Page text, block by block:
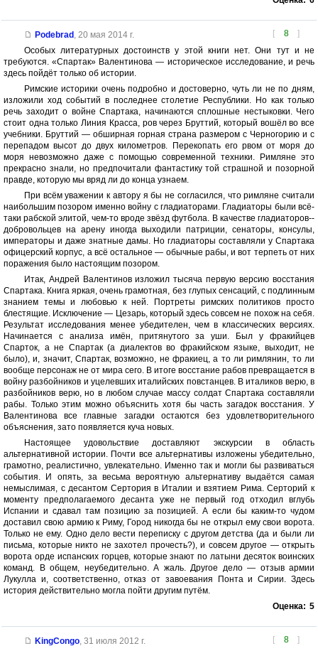
[ 8 ]
Podebrad , 20 мая 2014 г.
Особых литературных достоинств у этой книги нет. Они тут и не
требуются. «Спартак» Валентинова — историческое исследование, и речь
здесь пойдёт только об истории.
Римские историки очень подробно и достоверно, чуть ли не по дням,
изложили ход событий в последнее столетие Республики. Но как только
речь заходит о войне Спартака, начинаются сплошные нестыковки. Чего
стоит одна только Линия Красса, ров через Бруттий, который вошёл во все
учебники. Бруттий — обширная горная страна размером с Черногорию и с
перепадом высот до двух километров. Перекопать его рвом от моря до
моря невозможно даже с помощью современной техники. Римляне это
прекрасно знали, но предпочитали фантастику той страшной и позорной
правде, которую мы вряд ли до конца узнаем.
При всём уважении к автору я бы не согласился, что римляне считали
наибольшим позором именно войну с гладиаторами. Гладиаторы были всё-
таки рабской элитой, чем-то вроде звёзд футбола. В качестве гладиаторов--
добровольцев на арену иногда выходили патриции, сенаторы, консулы,
императоры и даже знатные дамы. Но гладиаторы составляли у Спартака
офицерский корпус, а всё остальное — обычные рабы, и вот терпеть от них
поражения было настоящим позором.
Итак, Андрей Валентинов изложил тысяча первую версию восстания
Спартака. Книга яркая, очень грамотная, без глупых сенсаций, с подлинным
знанием темы и любовью к ней. Портреты римских политиков просто
блестящие. Исключение — Цезарь, который здесь совсем не похож на себя.
Результат исследования менее убедителен, чем в классических версиях.
Начинается с анализа имён, притянутого за уши. Был у фракийцев
Спарток, а не Спартак (а диалектов во фракийском языке, выходит, не
было), и, значит, Спартак, возможно, не фракиец, а то ли римлянин, то ли
вообще персонаж не от мира сего. В итоге восстание рабов превращается в
войну разбойников и уцелевших италийских повстанцев. В италиков верю, в
разбойников верю, но в любом случае массу солдат Спартака составляли
рабы. Только этим можно объяснить хотя бы часть загадок восстания. У
Валентинова все главные загадки остаются без удовлетворительного
объяснения, зато появляется куча новых.
Настоящее удовольствие доставляют экскурсии в область
альтернативной истории. Почти все альтернативы изложены убедительно,
грамотно, реалистично, увлекательно. Именно так и могли бы развиваться
события. И опять, за весьма вероятную альтернативу выдаётся самая
немыслимая, с десантом Сертория в Италии и взятием Рима. Серторий к
моменту предполагаемого десанта уже не первый год отходил вглубь
Испании и сдавал там позицию за позицией. А если бы каким-то чудом
доставил свою армию к Риму, Город никогда бы не открыл ему свои ворота.
Только не ему. Одно дело вести переписку с другом детства (да и были ли
письма, которые никто не захотел прочесть?), и совсем другое — открыть
ворота орде испанских горцев, которые знают по латыни десяток воинских
команд. В общем, неубедительно. А жаль. Другое дело — отзыв армии
Лукулла и, соответственно, отказ от завоевания Понта и Сирии. Здесь
история действительно могла пойти другим путём.
Оценка: 5
[ 8 ]
KingСongo, 31 июля 2012 г.